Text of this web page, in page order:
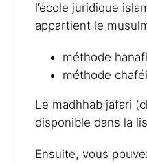
l’école juridique
appartient le
méthode
méthode
Le madhhab jafari
disponible dans la
Ensuite, vous